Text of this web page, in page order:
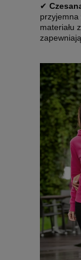
✔
materiału